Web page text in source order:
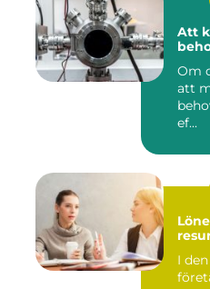
Att
Om
att
ef...
I